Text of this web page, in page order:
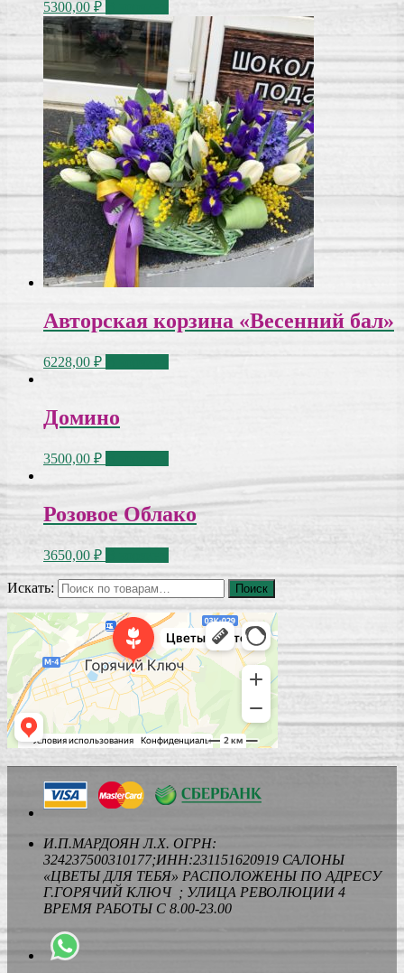
5300,00 ₽
Авторская корзина «Весенний бал»
6228,00 ₽
Домино
3500,00 ₽
Розовое Облако
3650,00 ₽
Искать: Поиск
И.П.МАРДОЯН Л.Х. ОГРН:
324237500310177;ИНН:231151620919 САЛОНЫ
«ЦВЕТЫ ДЛЯ ТЕБЯ» РАСПОЛОЖЕНЫ ПО АДРЕСУ
Г.ГОРЯЧИЙ КЛЮЧ ; УЛИЦА РЕВОЛЮЦИИ 4
ВРЕМЯ РАБОТЫ С 8.00-23.00